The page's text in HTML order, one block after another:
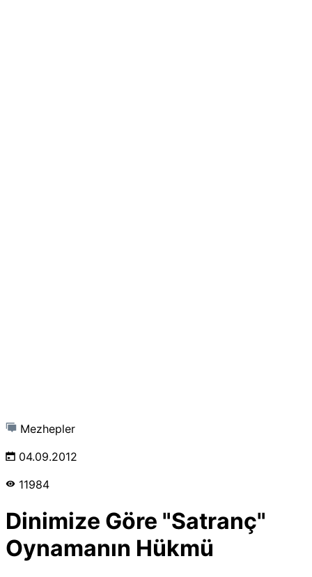
Mezhepler
04.09.2012
11984
Dinimize Göre "Satranç"
Oynamanın Hükmü